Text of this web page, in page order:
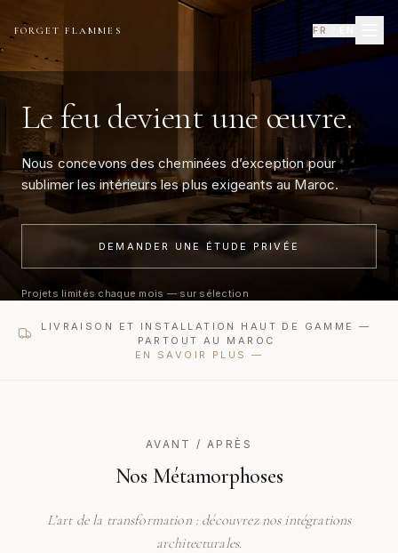
FORGET FLAMMES FR
Le feu devient une œuvre.
Nous concevons des cheminées d’exception pour
sublimer les intérieurs les plus exigeants au Maroc.
DEMANDER UNE ÉTUDE PRIVÉE
Projets limités chaque mois — sur sélection
LIVRAISON ET INSTALLATION HAUT DE GAMME —
PARTOUT AU MAROC
EN SAVOIR PLUS
—
AVANT / APRÈS
Nos Métamorphoses
L’art de la transformation : découvrez nos intégrations
architecturales.